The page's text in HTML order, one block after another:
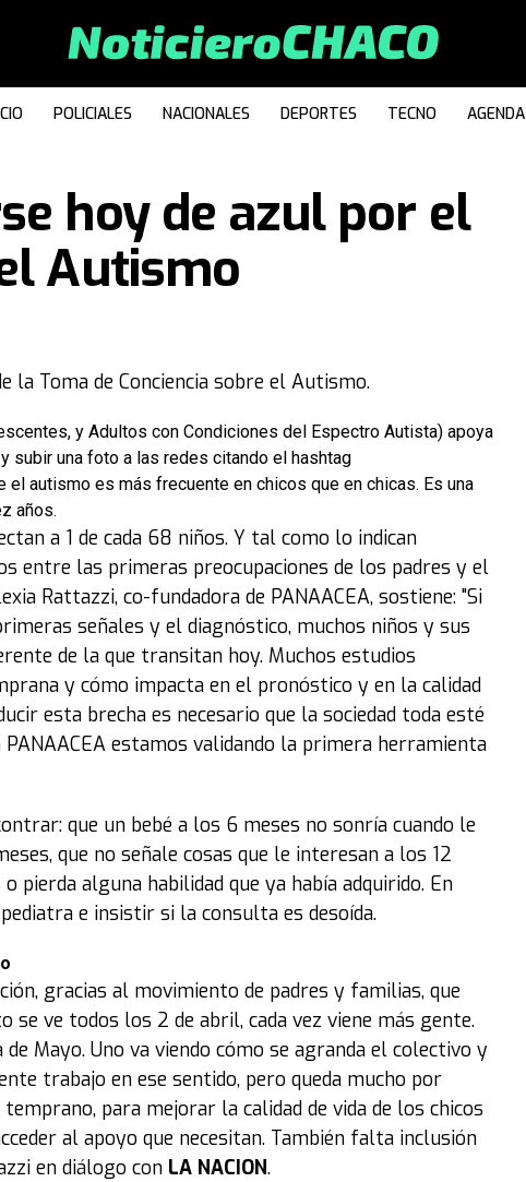
POLICIALES NACIONALES DEPORTES TECNO AGENDA
hoy de azul por el
Autismo
la Toma de Conciencia sobre el Autismo.
y Adultos con Condiciones del Espectro Autista) apoya
subir una foto a las redes citando el hashtag
autismo es más frecuente en chicos que en chicas. Es una
años.
a 1 de cada 68 niños. Y tal como lo indican
entre las primeras preocupaciones de los padres y el
Rattazzi, co-fundadora de PANAACEA, sostiene: "Si
señales y el diagnóstico, muchos niños y sus
de la que transitan hoy. Muchos estudios
y cómo impacta en el pronóstico y en la calidad
esta brecha es necesario que la sociedad toda esté
estamos validando la primera herramienta
que un bebé a los 6 meses no sonría cuando le
que no señale cosas que le interesan a los 12
pierda alguna habilidad que ya había adquirido. En
e insistir si la consulta es desoída.
gracias al movimiento de padres y familias, que
ve todos los 2 de abril, cada vez viene más gente.
Mayo. Uno va viendo cómo se agranda el colectivo y
trabajo en ese sentido, pero queda mucho por
para mejorar la calidad de vida de los chicos
al apoyo que necesitan. También falta inclusión
en diálogo con LA NACION.